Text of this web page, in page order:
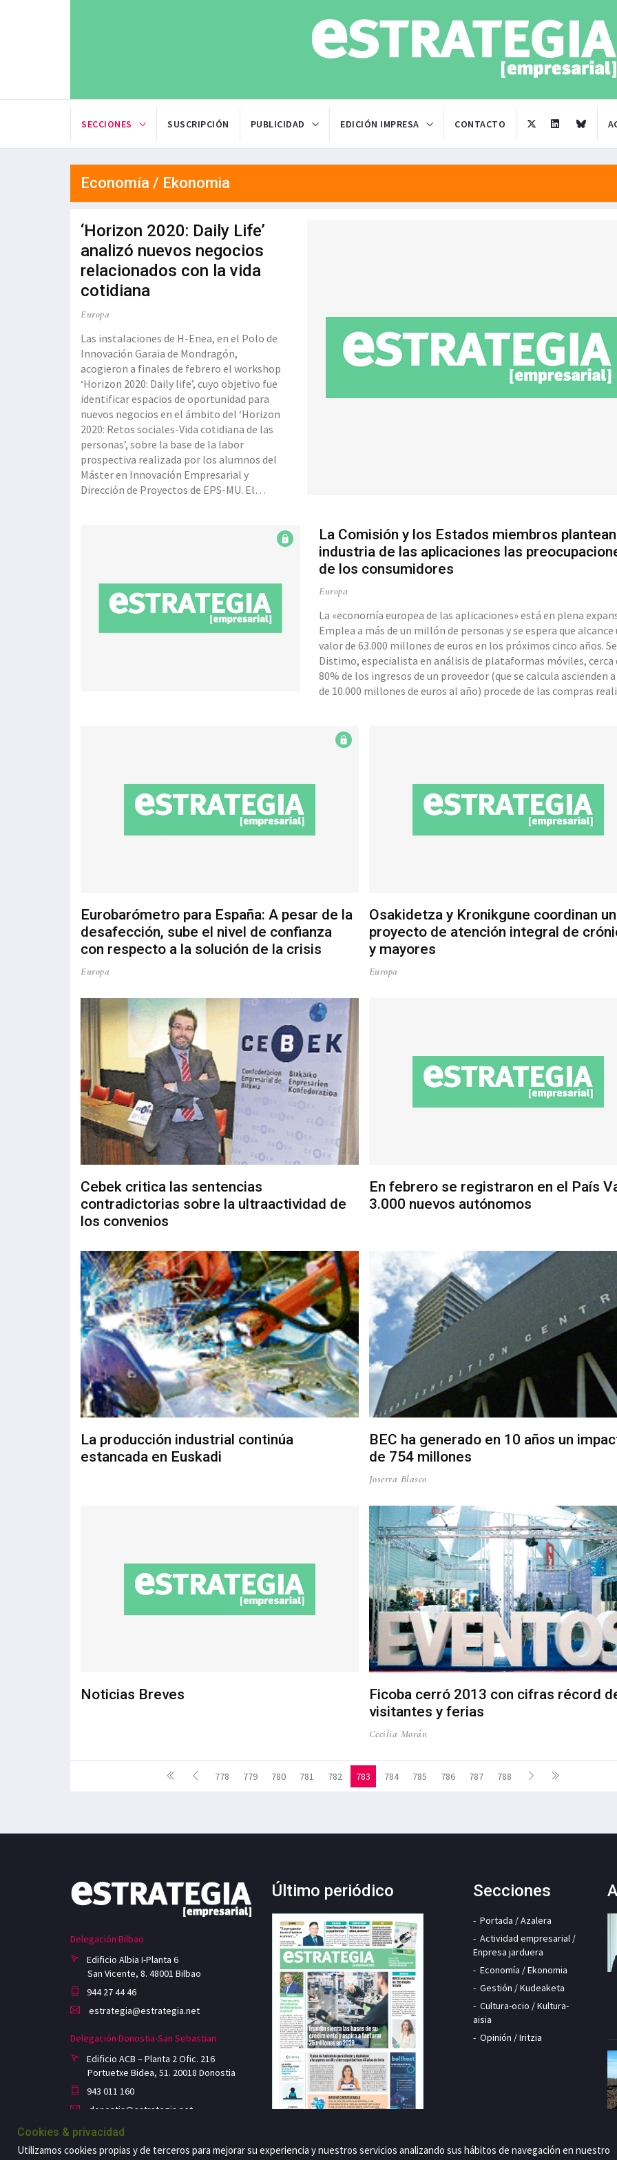
SECCIONES SUSCRIPCIÓN PUBLICIDAD EDICIÓN IMPRESA CONTACTO
Economía / Ekonomia
‘Horizon 2020: Daily Life’
analizó nuevos negocios
relacionados con la vida
cotidiana
Europa
Las instalaciones de H-Enea, en el Polo de
Innovación Garaia de Mondragón,
acogieron a finales de febrero el workshop
‘Horizon 2020: Daily life’, cuyo objetivo fue
identificar espacios de oportunidad para
nuevos negocios en el ámbito del ‘Horizon
2020: Retos sociales-Vida cotidiana de las
personas’, sobre la base de la labor
prospectiva realizada por los alumnos del
Máster en Innovación Empresarial y
Dirección de Proyectos de EPS-MU. El
la Diputació
La Comisión y los Estados miembros
industria de las aplicaciones las
de los consumidores
Europa
La «economía europea de las aplicaciones» está en plena
Emplea a más de un millón de personas y se espera que alcance
valor de 63.000 millones de euros en los próximos cinco años. Según
Distimo, especialista en análisis de plataformas móviles, cerca
80% de los ingresos de un proveedor (que se calcula ascienden
de 10.000 millones de euros al año) procede de las compras
integradas». A fin de que esta industria desarrolle todo su
siga innovando, los consumidores deben confi
Eurobarómetro para España: A pesar de la
desafección, sube el nivel de confianza
con respecto a la solución de la crisis
Europa
Osakidetza y Kronikgune coordinan un
proyecto de atención integral de
y mayores
Europa
Cebek critica las sentencias
contradictorias sobre la ultraactividad de
los convenios
En febrero se registraron en el País
3.000 nuevos autónomos
La producción industrial continúa
estancada en Euskadi
BEC ha generado en 10 años un
de 754 millones
Joserra Blasco
Noticias Breves
Ficoba cerró 2013 con cifras récord
visitantes y ferias
Cecilia Morán
778 779 780 781 782 783 784 785 786 787 788
Delegación Bilbao
Edificio Albia I-Planta 6
San Vicente, 8. 48001 Bilbao
944 27 44 46
estrategia@estrategia.net
Delegación Donostia-San Sebastian
Edificio ACB – Planta 2 Ofic. 216
Portuetxe Bidea, 51. 20018 Donostia
943 011 160
donostia@estrategia.net
Último periódico Secciones
Portada / Azalera
Actividad empresarial /
Enpresa jarduera
Economía / Ekonomia
Gestión / Kudeaketa
Cultura-ocio / Kultura-
aisia
Opinión / Iritzia
Cookies & privacidad
Utilizamos cookies propias y de terceros para mejorar su experiencia y nuestros servicios analizando sus hábitos de navegación en nuestro